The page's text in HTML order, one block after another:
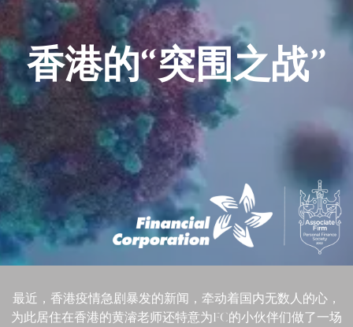
香港的“突围之战”
最近，香港疫情急剧暴发的新闻，牵动着国内无数人的心，
为此居住在香港的黄濬老师还特意为FC的小伙伴们做了一场